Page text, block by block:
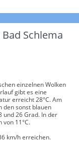
Schlema
einzelnen Wolken
gibt es eine
erreicht 28°C. Am
den sonst blauen
und 26 Grad. In der
11°C.
km/h erreichen.